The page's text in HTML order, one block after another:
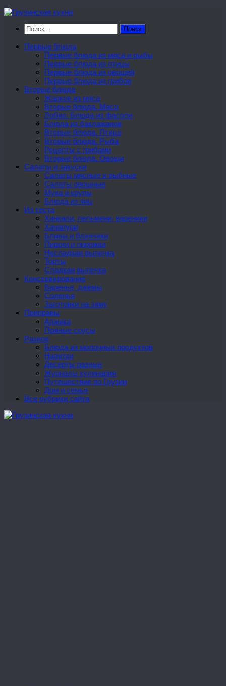
Перейти
содержимому
Найти:
Первые блюда
Первые блюда из мяса и рыбы
Первые блюда из птицы
Первые блюда из овощей
Первые блюда из грибов
Вторые блюда
Жаркое из мяса
Вторые блюда. Мясо
Лобио. Блюда из фасоли
Блюда из баклажанов
Вторые блюда. Птица
Вторые блюда. Рыба
Рецепты с грибами
Вторые блюда. Овощи
Салаты и закуски
Салаты мясные и рыбные
Салаты овощные
Мука и крупы
Блюда из яиц
Из теста
Хинкали, пельмени, вареники
Хачапури
Блины и блинчики
Пироги и пирожки
Несладкая выпечка
Торты
Сладкая выпечка
Консервирование
Варенье, джемы
Соленья
Заготовки на зиму
Приправы
Аджика
Пряные соусы
Разное
Блюда из молочных продуктов
Напитки
Десерты разные
Журналы кулинария
Путешествие по Грузии
Дом и семья
Все рубрики сайта